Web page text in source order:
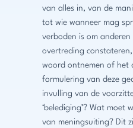
van alles in, van de
tot wie wanneer mag
verboden is om
overtreding
woord ontnemen of het
formulering van deze
invulling van de
‘belediging’? Wat moet
van meningsuiting? Dit